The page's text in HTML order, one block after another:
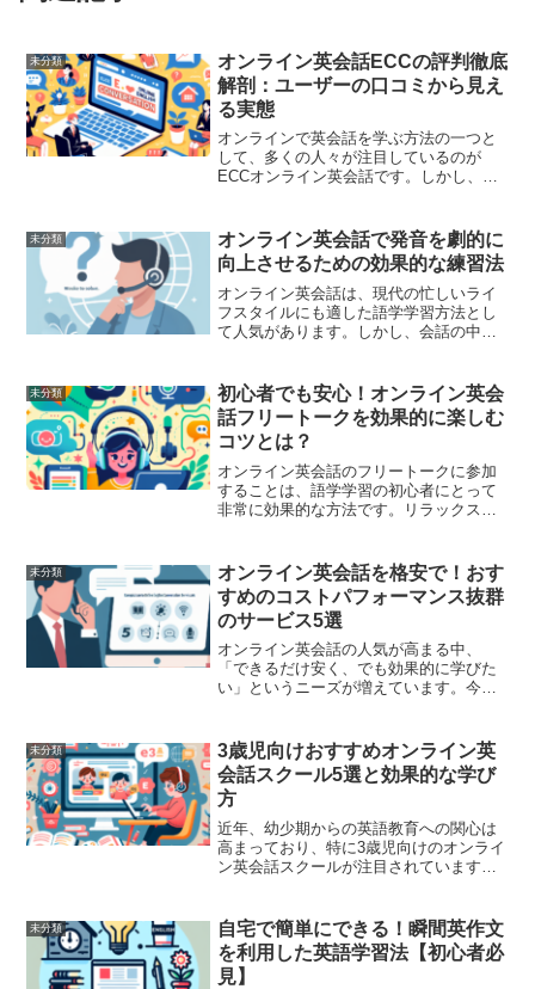
未分類
オンライン英会話ECCの評判徹底
解剖：ユーザーの口コミから見え
る実態
オンラインで英会話を学ぶ方法の一つと
して、多くの人々が注目しているのが
ECCオンライン英会話です。しかし、そ
ょうか？ここでは、ユーザーの口コミを
基にした徹底解剖を通じてE...
未分類
オンライン英会話で発音を劇的に
向上させるための効果的な練習法
オンライン英会話は、現代の忙しいライ
フスタイルにも適した語学学習方法とし
て人気があります。しかし、会話の中で
ョンの質を大きく左右します。発音が不
明瞭だとせっかくの会話も誤...
未分類
初心者でも安心！オンライン英会
話フリートークを効果的に楽しむ
コツとは？
オンライン英会話のフリートークに参加
することは、語学学習の初心者にとって
非常に効果的な方法です。リラックスし
ます。しかし、フリートークは時にどの
ように進めれば良いかわから...
未分類
オンライン英会話を格安で！おす
すめのコストパフォーマンス抜群
のサービス5選
オンライン英会話の人気が高まる中、
「できるだけ安く、でも効果的に学びた
い」というニーズが増えています。今回
を5つご紹介します。それぞれ特色や料金
体系が異なるため、自分に...
未分類
3歳児向けおすすめオンライン英
会話スクール5選と効果的な学び
方
近年、幼少期からの英語教育への関心は
高まっており、特に3歳児向けのオンライ
ン英会話スクールが注目されています。
事では、3歳児におすすめのオンライン英
会話スクール5選と、...
未分類
自宅で簡単にできる！瞬間英作文
を利用した英語学習法【初心者必
見】